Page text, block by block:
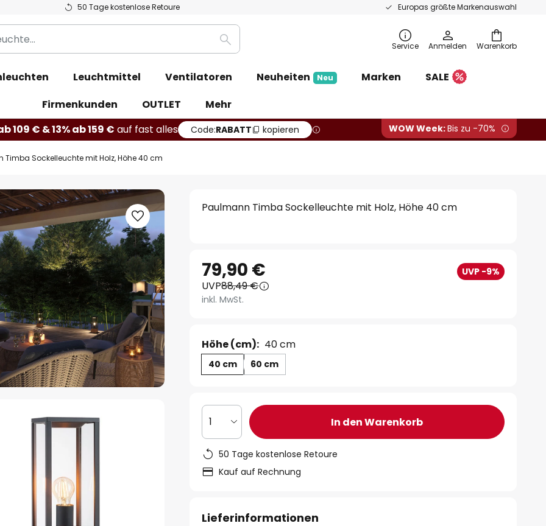
50 Tage kostenlose Retoure Europas größte Markenauswahl
Warenkorb
Suche Service Anmelden
Leuchtmittel Ventilatoren Neuheiten Neu Marken
SALE
Firmenkunden
OUTLET
Mehr
109 € & 13% ab 159 € auf fast alles Code:RABATT kopieren WOW Week:Bis zu -70%
Timba Sockelleuchte mit Holz, Höhe 40 cm
Paulmann Timba Sockelleuchte mit Holz, Höhe 40 cm
79,90 € UVP -9%
UVP88,49 €
inkl. MwSt.
Höhe (cm): 40 cm
40 cm 60 cm
1 In den Warenkorb
50 Tage kostenlose Retoure
Kauf auf Rechnung
Lieferinformationen